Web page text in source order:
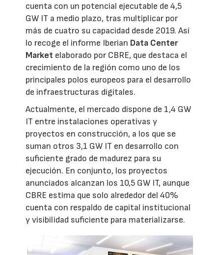
cuenta con un potencial ejecutable de 4,5
GW IT a medio plazo, tras multiplicar por
más de cuatro su capacidad desde 2019. Así
lo recoge el informe Iberian Data Center
Market elaborado por CBRE, que destaca el
crecimiento de la región como uno de los
principales polos europeos para el desarrollo
de infraestructuras digitales.
Actualmente, el mercado dispone de 1,4 GW
IT entre instalaciones operativas y
proyectos en construcción, a los que se
suman otros 3,1 GW IT en desarrollo con
suficiente grado de madurez para su
ejecución. En conjunto, los proyectos
anunciados alcanzan los 10,5 GW IT, aunque
CBRE estima que solo alrededor del 40%
cuenta con respaldo de capital institucional
y visibilidad suficiente para materializarse.